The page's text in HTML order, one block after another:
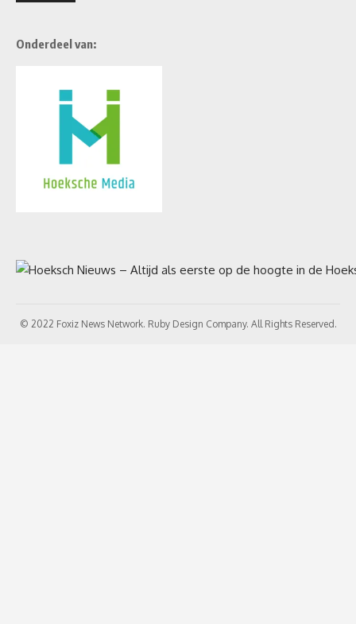
Onderdeel van:
© 2022 Foxiz News Network. Ruby Design Company. All Rights Reserved.